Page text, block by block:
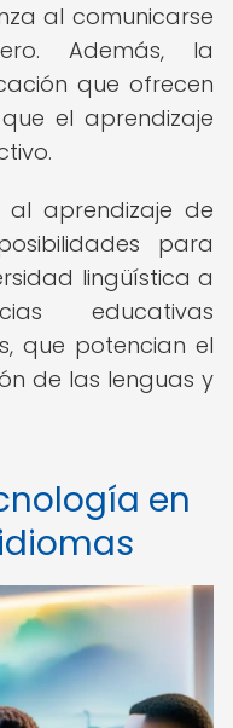
al comunicarse
Además, la
que ofrecen
el aprendizaje
aprendizaje de
para
lingüística a
educativas
que potencian el
de las lenguas y
en